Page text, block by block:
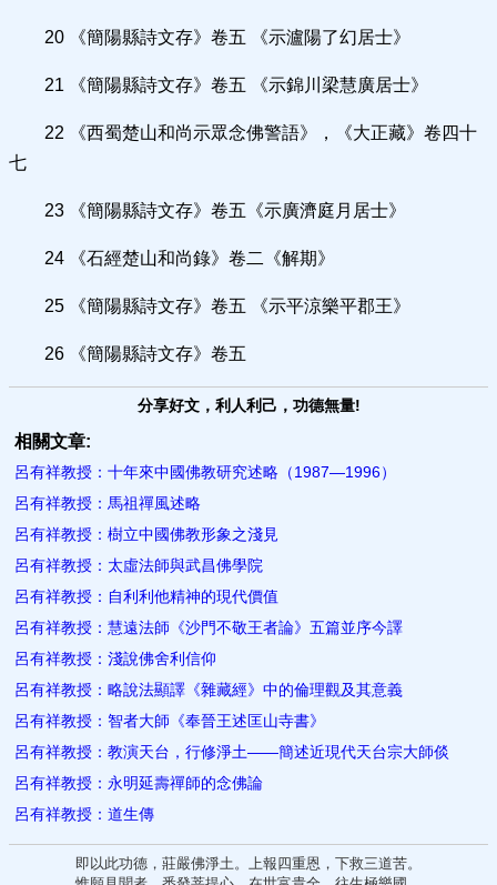
20 《簡陽縣詩文存》卷五 《示瀘陽了幻居士》
21 《簡陽縣詩文存》卷五 《示錦川梁慧廣居士》
22 《西蜀楚山和尚示眾念佛警語》，《大正藏》卷四十
七
23 《簡陽縣詩文存》卷五《示廣濟庭月居士》
24 《石經楚山和尚錄》卷二《解期》
25 《簡陽縣詩文存》卷五 《示平涼樂平郡王》
26 《簡陽縣詩文存》卷五
分享好文，利人利己，功德無量!
相關文章:
呂有祥教授：十年來中國佛教研究述略（1987—1996）
呂有祥教授：馬祖禪風述略
呂有祥教授：樹立中國佛教形象之淺見
呂有祥教授：太虛法師與武昌佛學院
呂有祥教授：自利利他精神的現代價值
呂有祥教授：慧遠法師《沙門不敬王者論》五篇並序今譯
呂有祥教授：淺說佛舍利信仰
呂有祥教授：略說法顯譯《雜藏經》中的倫理觀及其意義
呂有祥教授：智者大師《奉晉王述匡山寺書》
呂有祥教授：教演天台，行修淨土――簡述近現代天台宗大師倓
呂有祥教授：永明延壽禪師的念佛論
呂有祥教授：道生傳
即以此功德，莊嚴佛淨土。上報四重恩，下救三道苦。